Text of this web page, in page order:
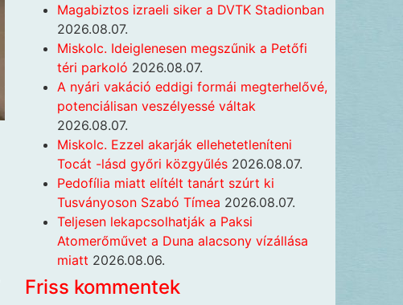
Magabiztos izraeli siker a DVTK Stadionban
2026.08.07.
Miskolc. Ideiglenesen megszűnik a Petőfi
téri parkoló 2026.08.07.
A nyári vakáció eddigi formái megterhelővé,
potenciálisan veszélyessé váltak
2026.08.07.
Miskolc. Ezzel akarják ellehetetleníteni
Tocát -lásd győri közgyűlés 2026.08.07.
Pedofília miatt elítélt tanárt szúrt ki
Tusványoson Szabó Tímea 2026.08.07.
Teljesen lekapcsolhatják a Paksi
Atomerőművet a Duna alacsony vízállása
miatt 2026.08.06.
Friss kommentek